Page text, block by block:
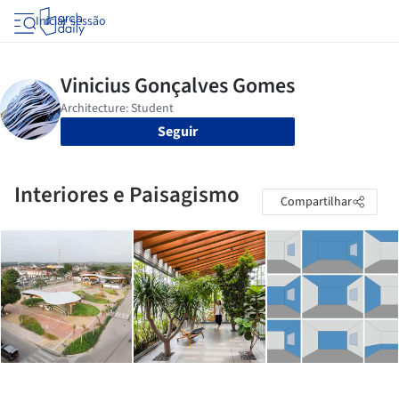
Iniciar sessão
Seguir
Interiores e Paisagismo Compartilhar